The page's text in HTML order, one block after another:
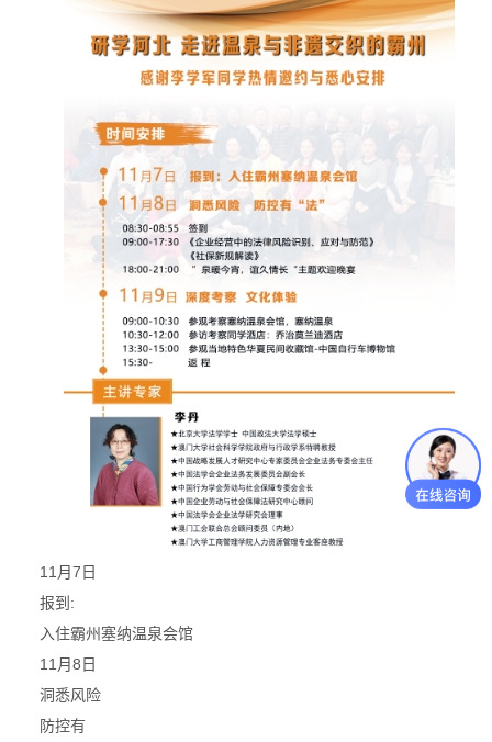
11月7日
报到:
入住霸州塞纳温泉会馆
11月8日
洞悉风险
防控有